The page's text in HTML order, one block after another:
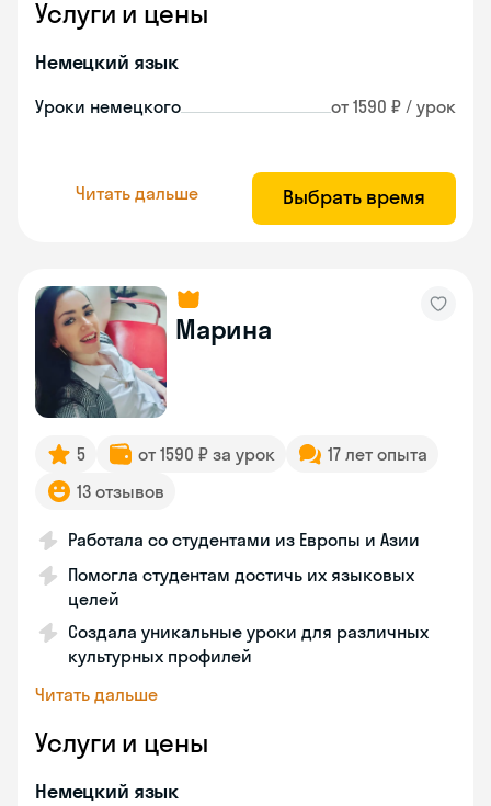
Услуги и цены
Немецкий язык
Уроки немецкого от 1590 ₽ / урок
Читать дальше Выбрать время
Марина
5 от 1590 ₽ за урок
17 лет опыта
13 отзывов
Работала со студентами из Европы и Азии
Помогла студентам достичь их языковых
целей
Создала уникальные уроки для различных
культурных профилей
Читать дальше
Услуги и цены
Немецкий язык